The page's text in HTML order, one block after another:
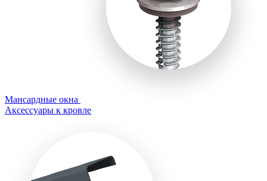
Мансардные окна
Аксессуары к кровле